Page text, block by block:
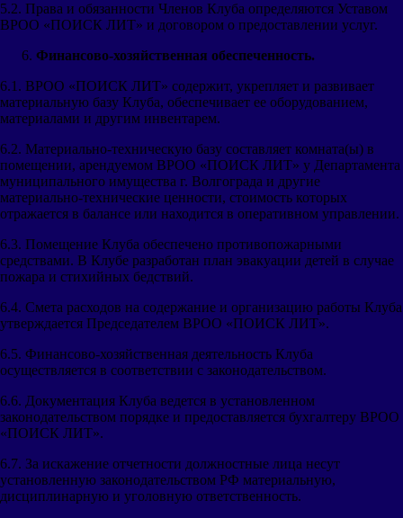
5.2. Права и обязанности Членов Клуба определяются Уставом
ВРОО «ПОИСК ЛИТ» и договором о предоставлении услуг.
Финансово-хозяйственная обеспеченность.
6.1. ВРОО «ПОИСК ЛИТ» содержит, укрепляет и развивает
материальную базу Клуба, обеспечивает ее оборудованием,
материалами и другим инвентарем.
6.2. Материально-техническую базу составляет комната(ы) в
помещении, арендуемом ВРОО «ПОИСК ЛИТ» у Департамента
муниципального имущества г. Волгограда и другие
материально-технические ценности, стоимость которых
отражается в балансе или находится в оперативном управлении.
6.3. Помещение Клуба обеспечено противопожарными
средствами. В Клубе разработан план эвакуации детей в случае
пожара и стихийных бедствий.
6.4. Смета расходов на содержание и организацию работы Клуба
утверждается Председателем ВРОО «ПОИСК ЛИТ».
6.5. Финансово-хозяйственная деятельность Клуба
осуществляется в соответствии с законодательством.
6.6. Документация Клуба ведется в установленном
законодательством порядке и предоставляется бухгалтеру ВРОО
«ПОИСК ЛИТ».
6.7. За искажение отчетности должностные лица несут
установленную законодательством РФ материальную,
дисциплинарную и уголовную ответственность.